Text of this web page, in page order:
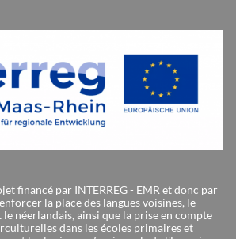
financé par INTERREG - EMR et donc par
la place des langues voisines, le
néerlandais, ainsi que la prise en compte
dans les écoles primaires et